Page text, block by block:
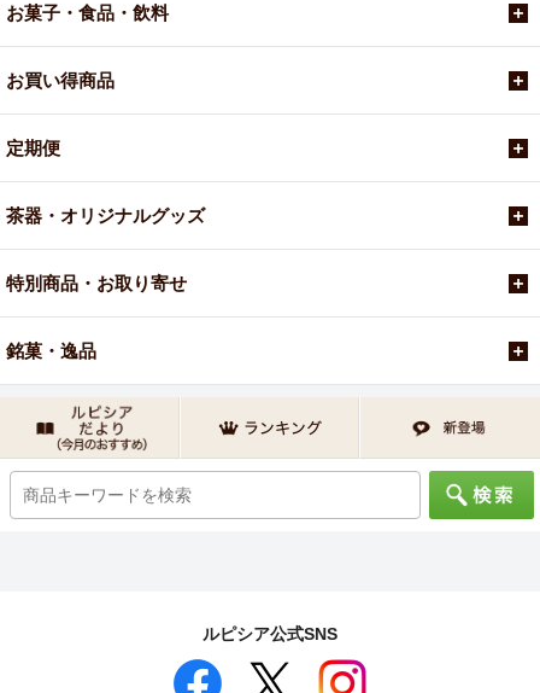
お菓子・食品・飲料
お買い得商品
定期便
茶器・オリジナルグッズ
特別商品・お取り寄せ
銘菓・逸品
ルピシア公式SNS